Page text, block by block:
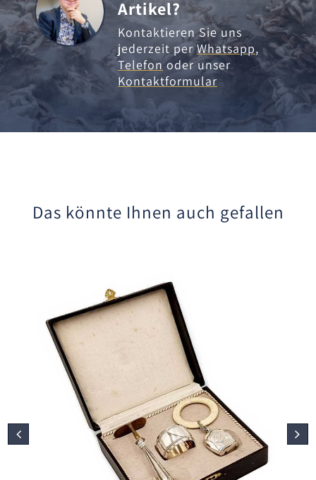
Artikel?
Kontaktieren Sie uns
jederzeit perWhatsapp,
Telefonoder unser
Kontaktformular
Das könnte Ihnen auch gefallen